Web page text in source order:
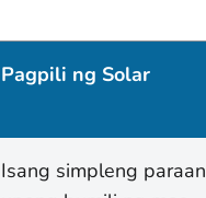
Pagpili ng Solar
Isang simpleng paraan